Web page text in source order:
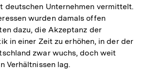
deutschen Unternehmen vermittelt.
wurden damals offen
dazu, die Akzeptanz der
in einer Zeit zu erhöhen, in der der
zwar wuchs, doch weit
Verhältnissen lag.